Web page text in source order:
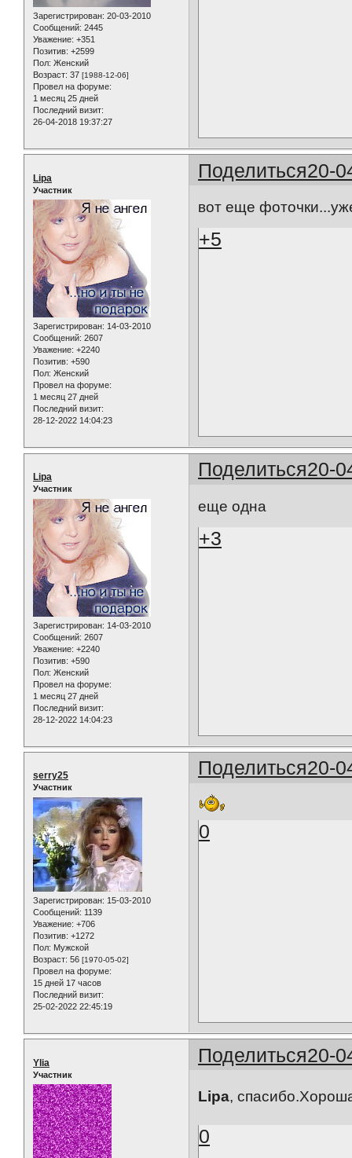
Зарегистрирован: 20-03-2010
Сообщений: 2445
Уважение: +351
Позитив: +2599
Пол: Женский
Возраст: 37 [1988-12-06]
Провел на форуме:
1 месяц 25 дней
Последний визит:
26-04-2018 19:37:27
Поделиться20-
Lipa
Участник
Зарегистрирован: 14-03-2010
Сообщений: 2607
Уважение: +2240
Позитив: +590
Пол: Женский
Провел на форуме:
1 месяц 27 дней
Последний визит:
28-12-2022 14:04:23
вот еще
+5
Поделиться20-
Lipa
Участник
Зарегистрирован: 14-03-2010
Сообщений: 2607
Уважение: +2240
Позитив: +590
Пол: Женский
Провел на форуме:
1 месяц 27 дней
Последний визит:
28-12-2022 14:04:23
еще одна
+3
Поделиться20-
serry25
Участник
Зарегистрирован: 15-03-2010
Сообщений: 1139
Уважение: +706
Позитив: +1272
Пол: Мужской
Возраст: 56 [1970-05-02]
Провел на форуме:
15 дней 17 часов
Последний визит:
25-02-2022 22:45:19
0
Поделиться20-
Ylia
Участник
Lipa,
0